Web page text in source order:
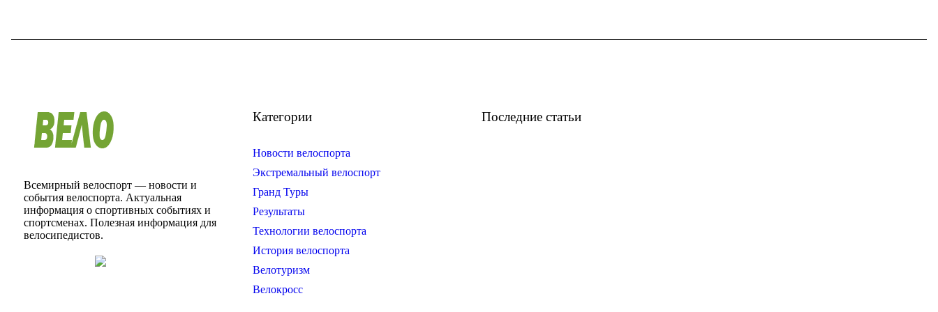
Всемирный велоспорт — новости и
события велоспорта. Актуальная
информация о спортивных событиях и
спортсменах. Полезная информация для
велосипедистов.
Категории
Новости велоспорта
Экстремальный велоспорт
Гранд Туры
Результаты
Технологии велоспорта
История велоспорта
Велотуризм
Велокросс
Последние статьи